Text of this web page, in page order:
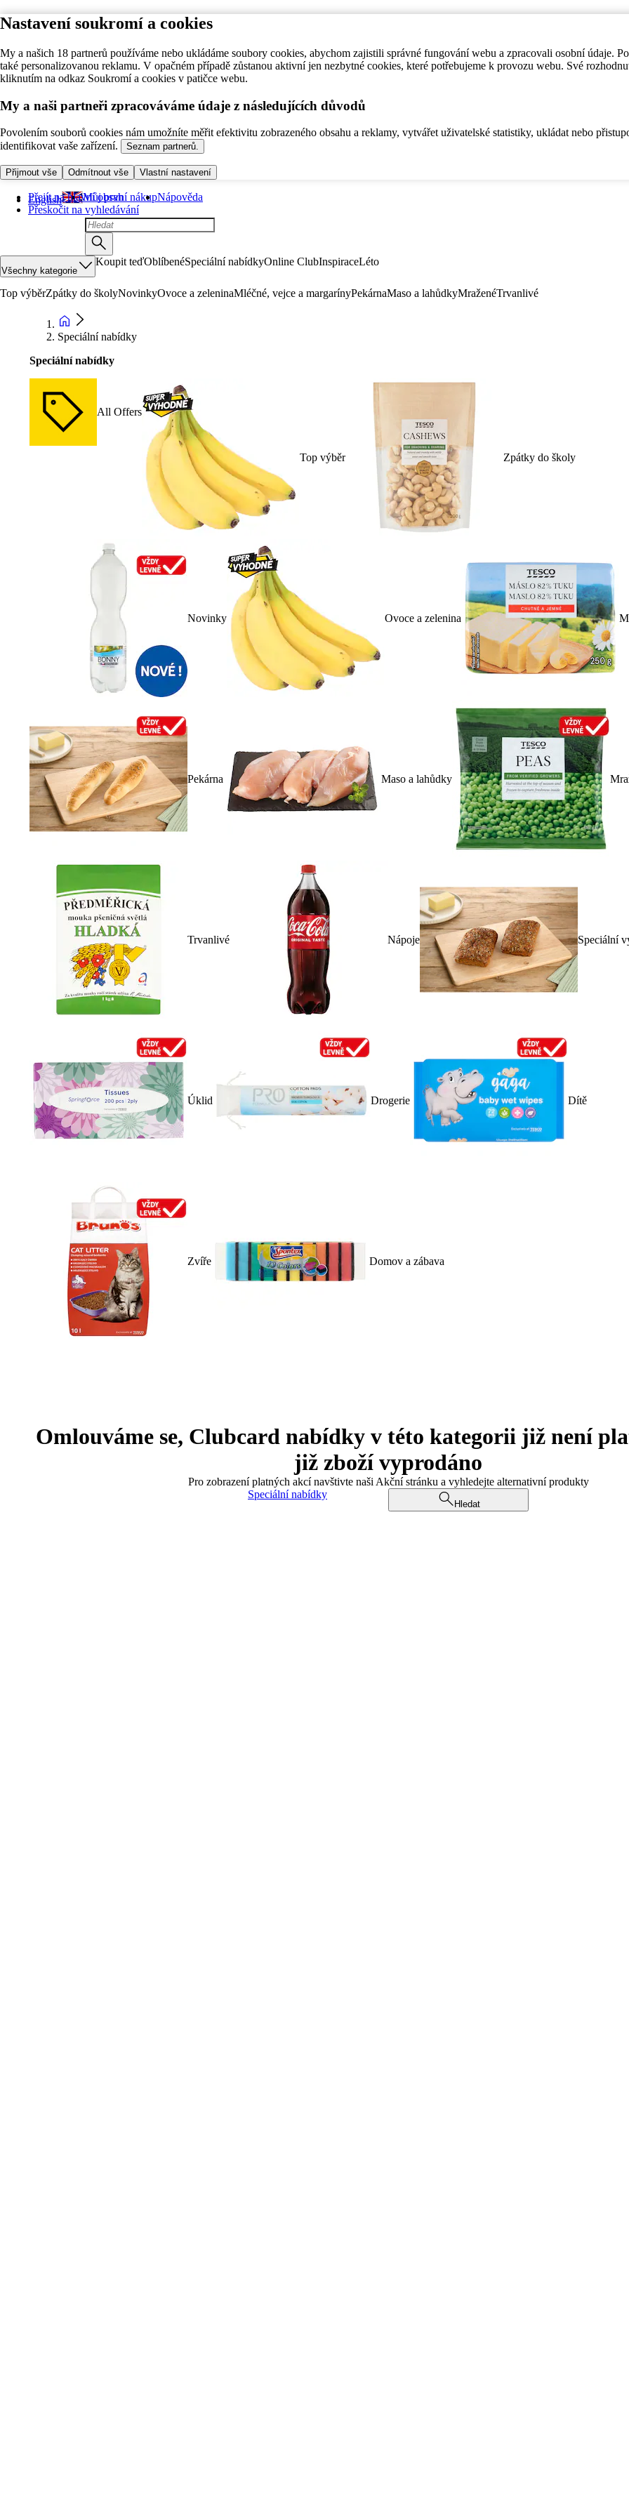
Nastavení soukromí a cookies
My a našich 18 partnerů používáme nebo ukládáme soubory cookies, abychom zajistili správné fungování webu a zpracovali osobní údaje.
také personalizovanou reklamu. V opačném případě zůstanou aktivní jen nezbytné cookies, které potřebujeme k provozu webu. Své
kliknutím na odkaz Soukromí a cookies v patičce webu.
My a naši partneři zpracováváme údaje z následujících důvodů
Povolením souborů cookies nám umožníte měřit efektivitu zobrazeného obsahu a reklamy, vytvářet uživatelské statistiky, ukládat nebo
identifikovat vaše zařízení.
Seznam partnerů.
Přijmout vše Odmítnout vše Vlastní nastavení
Přejít na hlavní obsah
Přeskočit na vyhledávání
English Můj první nákupNápověda
Všechny kategorie
Koupit teďOblíbenéSpeciální nabídkyOnline ClubInspiraceLéto
Top výběrZpátky do školyNovinkyOvoce a zeleninaMléčné, vejce a margarínyPekárnaMaso a lahůdkyMraženéTrvanlivé
Speciální nabídky
Speciální nabídky
All Offers
Top výběr Zpátky do školy
Novinky Ovoce a zelenina
Pekárna Maso a lahůdky
Trvanlivé Nápoje Speciální
Úklid Drogerie Dítě
Zvíře Domov a zábava
Omlouváme se, Clubcard nabídky v této kategorii již není
již zboží vyprodáno
Pro zobrazení platných akcí navštivte naši Akční stránku a vyhledejte alternativní produkty
Speciální nabídky
Hledat